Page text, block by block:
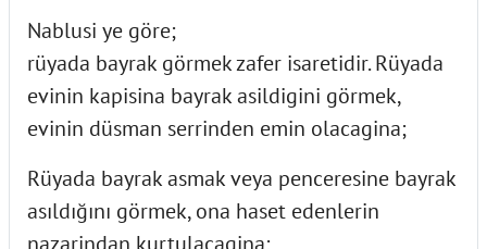
Nablusi ye göre;
rüyada bayrak görmek zafer isaretidir. Rüyada
evinin kapisina bayrak asildigini görmek,
evinin düsman serrinden emin olacagina;
Rüyada bayrak asmak veya penceresine bayrak
asıldığını görmek, ona haset edenlerin
nazarindan kurtulacagina;